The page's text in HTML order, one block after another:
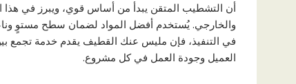
أن التشطيب المتقن يبدأ من أساس قوي، ويبرز في
والخارجي. يُستخدم أفضل المواد لضمان سطح مستوٍ
في التنفيذ، فإن مليس عنك القطيف يقدم خدمة تجمع بين
العميل وجودة العمل في كل مشروع.